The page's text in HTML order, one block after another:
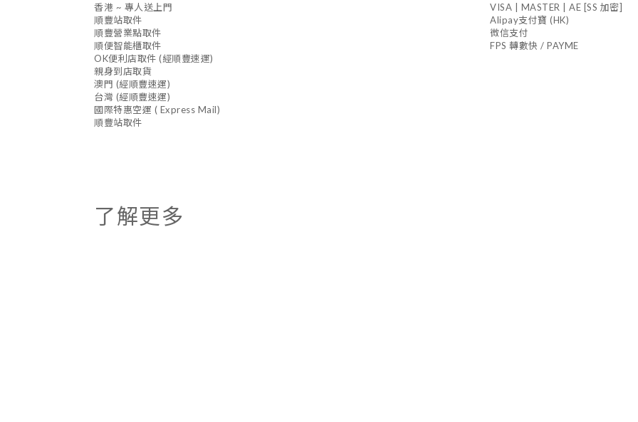
香港 ~ 專人送上門
順豐站取件
順豐營業點取件
順便智能櫃取件
OK便利店取件 (經順豐速運)
親身到店取貨
澳門 (經順豐速運)
台灣 (經順豐速運)
國際特惠空運 ( Express Mail)
順豐站取件
VISA | MASTER | AE [SS 加密]
Alipay支付寶 (HK)
微信支付
FPS 轉數快 / PAYME
了解更多